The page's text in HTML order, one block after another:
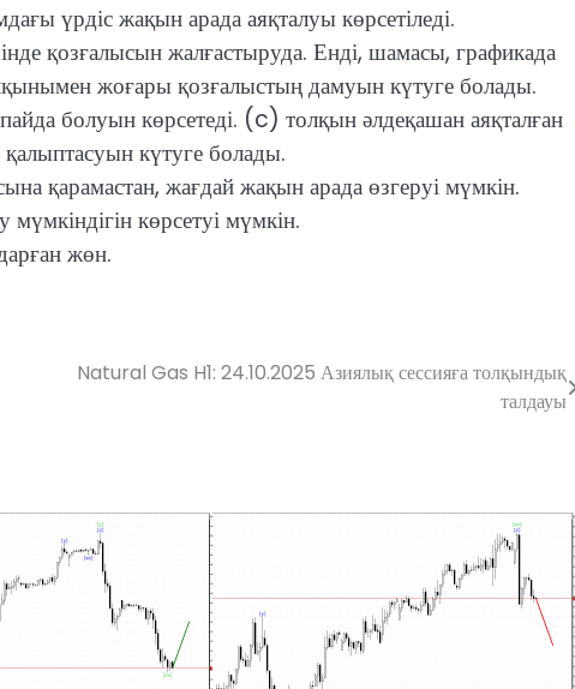
үрдіс жақын арада аяқталуы көрсетіледі.
қозғалысын жалғастыруда. Енді, шамасы, графикада
жоғары қозғалыстың дамуын күтуге болады.
болуын көрсетеді. (c) толқын әлдеқашан аяқталған
күтуге болады.
қарамастан, жағдай жақын арада өзгеруі мүмкін.
көрсетуі мүмкін.
жөн.
Natural Gas H1: 24.10.2025 Азиялық сессияға толқындық
талдауы